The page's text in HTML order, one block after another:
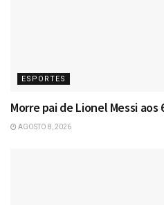
ESPORTES
Morre pai de Lionel Messi
AGOSTO 8, 2026